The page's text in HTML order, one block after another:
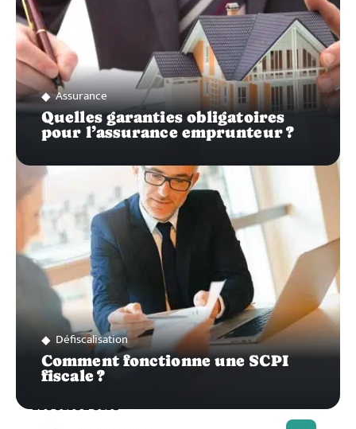
Assurance
Quelles garanties obligatoires
pour l’assurance emprunteur ?
Défiscalisation
Comment fonctionne une SCPI
fiscale ?
Recherche